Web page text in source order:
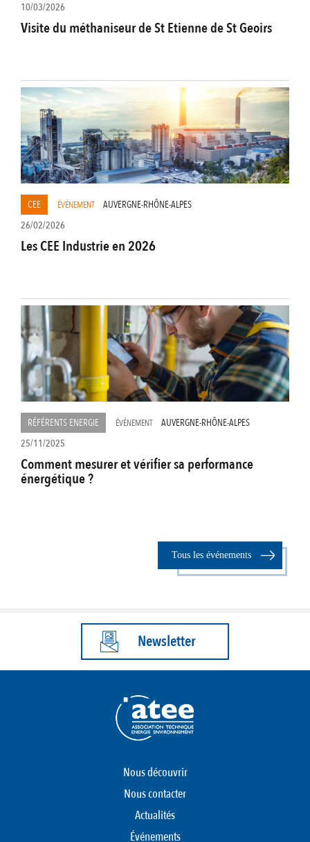
10/03/2026
Visite du méthaniseur de St Etienne de St Geoirs
CEE ÉVÉNEMENT
AUVERGNE-RHÔNE-ALPES
26/02/2026
Les CEE Industrie en 2026
RÉFÉRENTS ENERGIE ÉVÉNEMENT
AUVERGNE-RHÔNE-ALPES
25/11/2025
Comment mesurer et vérifier sa performance
énergétique ?
Tous les événements
Newsletter
Nous découvrir
Nous contacter
Actualités
Événements